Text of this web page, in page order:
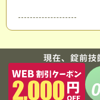
現在、錠前